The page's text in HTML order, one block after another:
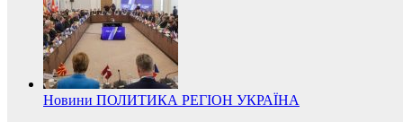
Новини ПОЛИТИКА РЕГІОН УКРАЇНА